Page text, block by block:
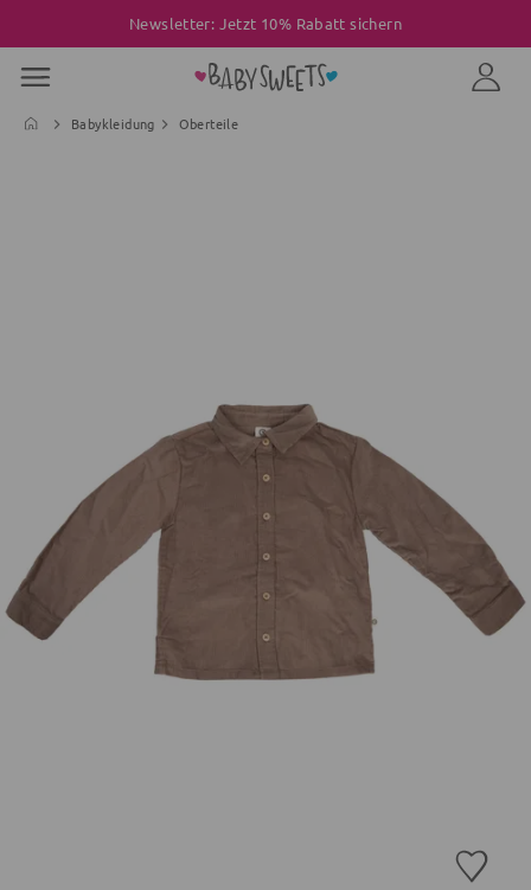
Newsletter: Jetzt 10% Rabatt sichern
Babykleidung Oberteile